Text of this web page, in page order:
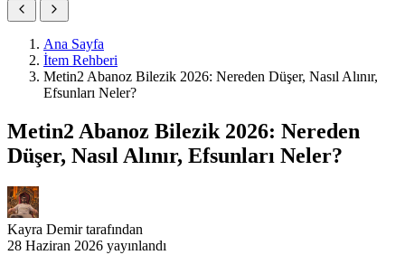
Ana Sayfa
İtem Rehberi
Metin2 Abanoz Bilezik 2026: Nereden Düşer, Nasıl Alınır,
Efsunları Neler?
Metin2 Abanoz Bilezik 2026: Nereden
Düşer, Nasıl Alınır, Efsunları Neler?
Kayra Demirtarafından
28 Haziran 2026 yayınlandı